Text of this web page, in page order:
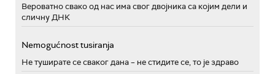
Вероватно свако од нас има свог двојника са којим дели и
сличну ДНК
Nemogućnost tusiranja
Не туширате се сваког дана – не стидите се, то је здраво